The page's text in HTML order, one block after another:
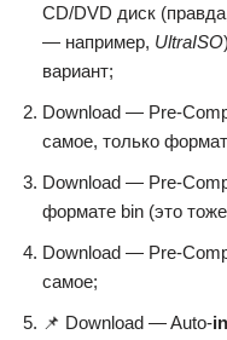
CD/DVD диск
— например, UltraISO
вариант;
Download — Pre-
самое, только
Download — Pre-
формате bin (это
Download — Pre-
самое;
📌 Download — Auto-